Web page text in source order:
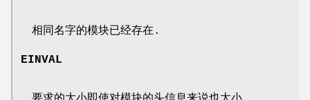
相同名字的模块已经存在.
EINVAL